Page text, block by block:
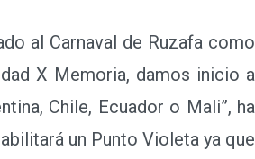
al Carnaval de Ruzafa como
X Memoria, damos inicio a
Chile, Ecuador o Mali”, ha
un Punto Violeta ya que